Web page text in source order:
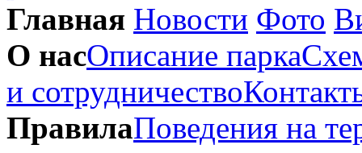
Главная Новости Фото
О насОписание парка
и сотрудничество
ПравилаПоведения на